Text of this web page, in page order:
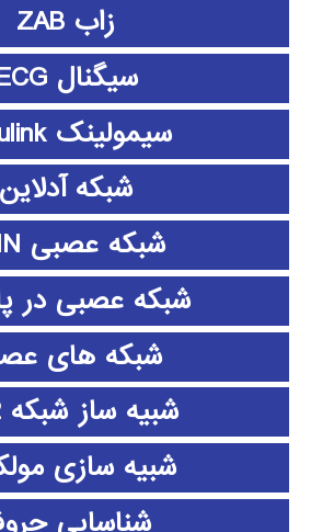
زاب ZAB
سیگنال ECG
سیمولینک simulink
شبکه آدلاین
شبکه عصبی CNN
شبکه عصبی در
شبکه های
شبیه ساز شبکه NS2
شبیه سازی
شناسایی